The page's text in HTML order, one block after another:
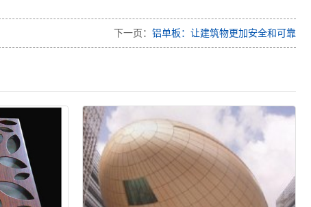
下一页： 铝单板：让建筑物更加安全和可靠